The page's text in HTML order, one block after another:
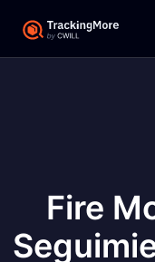
Fire